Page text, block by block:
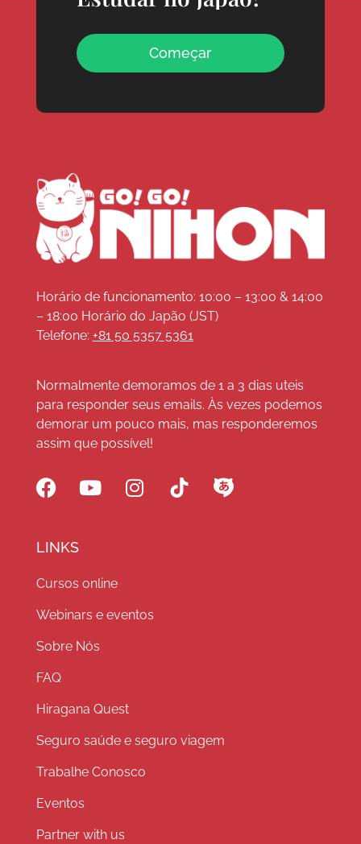
Começar
Horário de funcionamento: 10:00 – 13:00 & 14:00
– 18:00 Horário do Japão (JST)
Telefone: +81 50 5357 5361
Normalmente demoramos de 1 a 3 dias uteis
para responder seus emails. Às vezes podemos
demorar um pouco mais, mas responderemos
assim que possível!
LINKS
Cursos online
Webinars e eventos
Sobre Nós
FAQ
Hiragana Quest
Seguro saúde e seguro viagem
Trabalhe Conosco
Eventos
Partner with us